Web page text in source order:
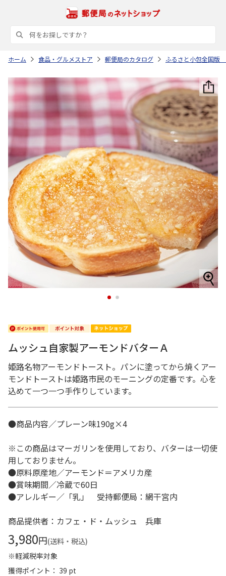
ホーム 食品・グルメストア 郵便局のカタログ ふるさと小包全国版
1 2
ムッシュ自家製アーモンドバターＡ
姫路名物アーモンドトースト。パンに塗ってから焼くアー
モンドトーストは姫路市民のモーニングの定番です。心を
込めて一つ一つ手作りしています。
●商品内容／プレーン味190g×4
※この商品はマーガリンを使用しており、バターは一切使
用しておりません。
●原料原産地／アーモンド＝アメリカ産
●賞味期間／冷蔵で60日
●アレルギー／「乳」 受持郵便局：網干宮内
商品提供者：カフェ・ド・ムッシュ 兵庫
3,980円(送料・税込)
※軽減税率対象
獲得ポイント： 39 pt